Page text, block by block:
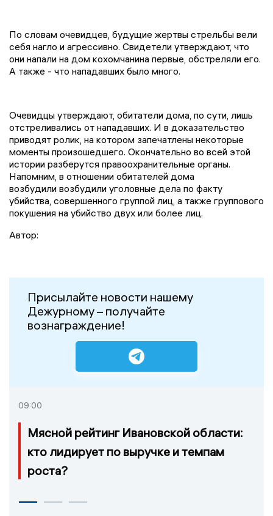
По словам очевидцев, будущие жертвы стрельбы вели
себя нагло и агрессивно. Свидетели утверждают, что
они напали на дом кохомчанина первые, обстреляли его.
А также - что нападавших было много.
Очевидцы утверждают, обитатели дома, по сути, лишь
отстреливались от нападавших. И в доказательство
приводят ролик, на котором запечатлены некоторые
моменты произошедшего. Окончательно во всей этой
истории разберутся правоохранительные органы.
Напомним, в отношении обитателей дома
возбудили возбудили уголовные дела по факту
убийства, совершенного группой лиц, а также группового
покушения на убийство двух или более лиц.
Автор:
Присылайте новости нашему
Дежурному – получайте
вознаграждение!
09:00
Мясной рейтинг Ивановской области:
кто лидирует по выручке и темпам
роста?